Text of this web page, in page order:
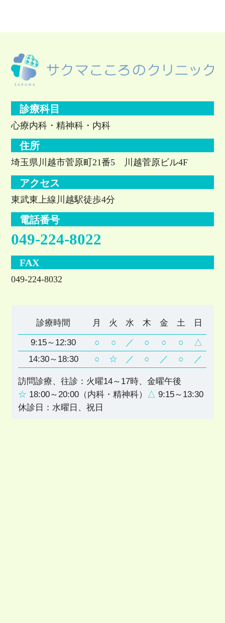
診療科目
心療内科・精神科・内科
住所
埼玉県川越市菅原町21番5 川越菅原ビル4F
アクセス
東武東上線川越駅徒歩4分
電話番号
049-224-8022
FAX
049-224-8032
診療時間 月 火 水 木 金 土 日
9:15～12:30 ○ ○ ／ ○ ○ ○
△
14:30～18:30
○ ☆ ／ ○ ／ ○ ／
訪問診療、往診：火曜14～17時、金曜午後
☆ 18:00～20:00（内科・精神科） △ 9:15～13:30
休診日：水曜日、祝日